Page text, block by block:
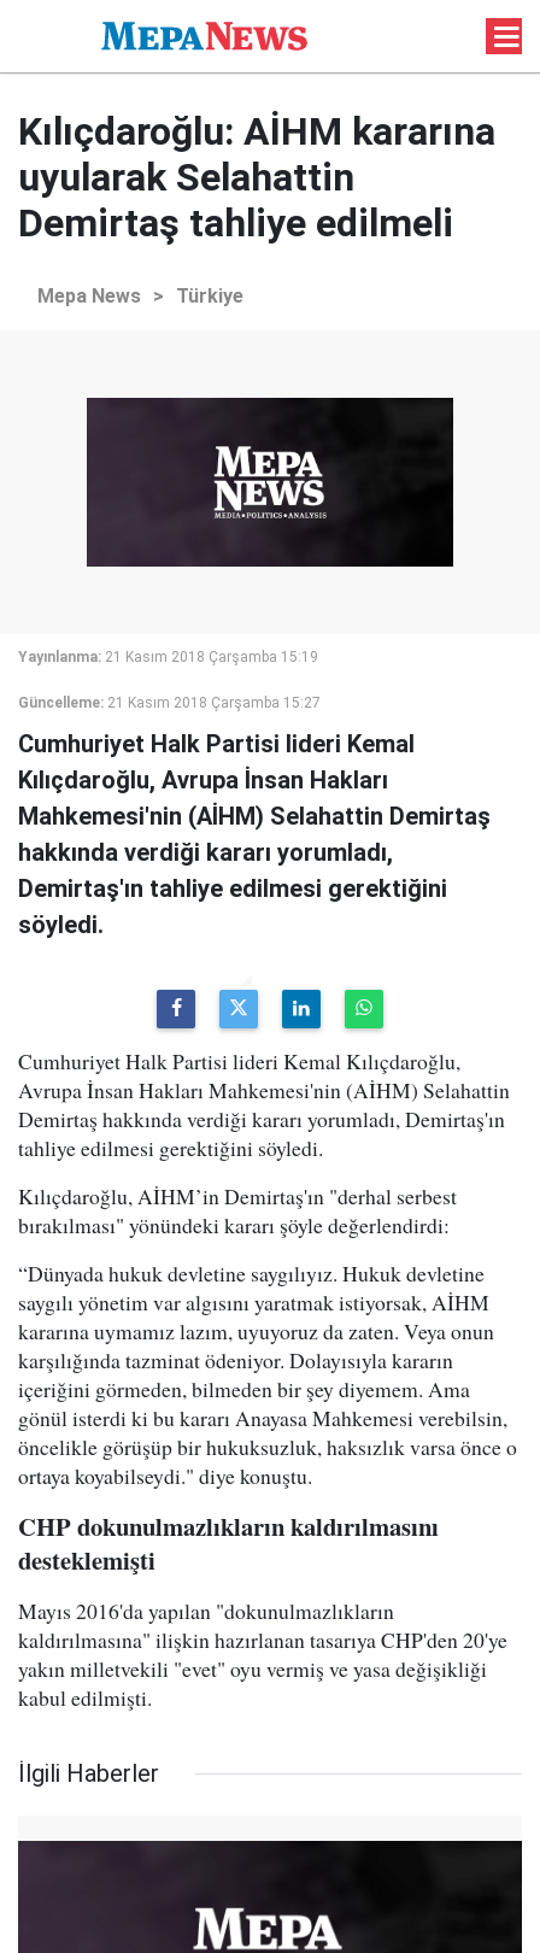
Kılıçdaroğlu: AİHM kararına
uyularak Selahattin
Demirtaş tahliye edilmeli
Mepa News > Türkiye
Yayınlanma: 21 Kasım 2018 Çarşamba 15:19
Güncelleme: 21 Kasım 2018 Çarşamba 15:27
Cumhuriyet Halk Partisi lideri Kemal
Kılıçdaroğlu, Avrupa İnsan Hakları
Mahkemesi'nin (AİHM) Selahattin Demirtaş
hakkında verdiği kararı yorumladı,
Demirtaş'ın tahliye edilmesi gerektiğini
söyledi.
Cumhuriyet Halk Partisi lideri Kemal Kılıçdaroğlu,
Avrupa İnsan Hakları Mahkemesi'nin (AİHM) Selahattin
Demirtaş hakkında verdiği kararı yorumladı, Demirtaş'ın
tahliye edilmesi gerektiğini söyledi.
Kılıçdaroğlu, AİHM’in Demirtaş'ın "derhal serbest
bırakılması" yönündeki kararı şöyle değerlendirdi:
“Dünyada hukuk devletine saygılıyız. Hukuk devletine
saygılı yönetim var algısını yaratmak istiyorsak, AİHM
kararına uymamız lazım, uyuyoruz da zaten. Veya onun
karşılığında tazminat ödeniyor. Dolayısıyla kararın
içeriğini görmeden, bilmeden bir şey diyemem. Ama
gönül isterdi ki bu kararı Anayasa Mahkemesi verebilsin,
öncelikle görüşüp bir hukuksuzluk, haksızlık varsa önce o
ortaya koyabilseydi." diye konuştu.
CHP dokunulmazlıkların kaldırılmasını
desteklemişti
Mayıs 2016'da yapılan "dokunulmazlıkların
kaldırılmasına" ilişkin hazırlanan tasarıya CHP'den 20'ye
yakın milletvekili "evet" oyu vermiş ve yasa değişikliği
kabul edilmişti.
İlgili Haberler